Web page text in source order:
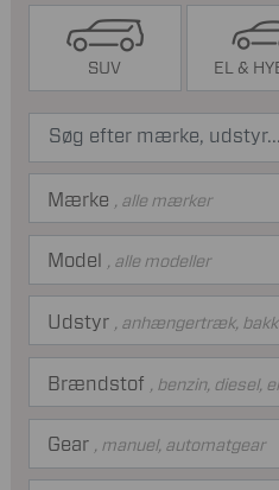
SUV EL &
Mærke , alle mærker
Model , alle modeller
Brændstof , benzin, diesel,
Gear , manuel, automatgear
Udstyr , anhængertræk,